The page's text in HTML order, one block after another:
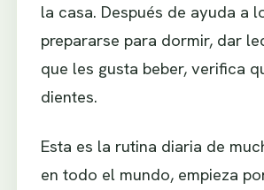
la casa. Después de ayuda a
prepararse para dormir, dar
que les gusta beber, verifica
dientes.
Esta es la rutina diaria de
en todo el mundo, empieza